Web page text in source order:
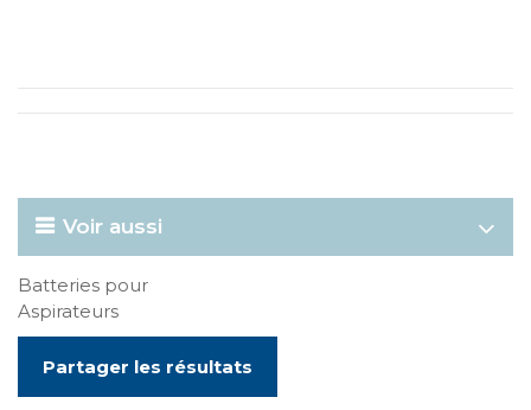
Voir aussi
Batteries pour
Aspirateurs
Partager les résultats